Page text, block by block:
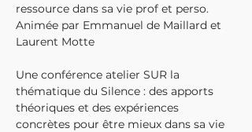
ressource dans sa vie prof et perso.
Animée par Emmanuel de Maillard et
Laurent Motte
Une conférence atelier SUR la
thématique du Silence : des apports
théoriques et des expériences
concrètes pour être mieux dans sa vie